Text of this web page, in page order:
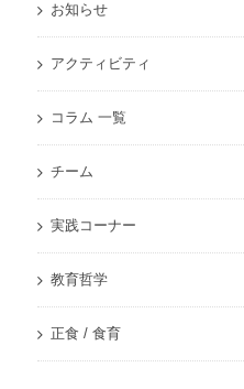
お知らせ
アクティビティ
コラム 一覧
チーム
実践コーナー
教育哲学
正食 / 食育